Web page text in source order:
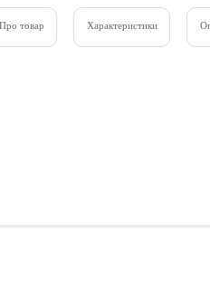
Про товар Характеристики